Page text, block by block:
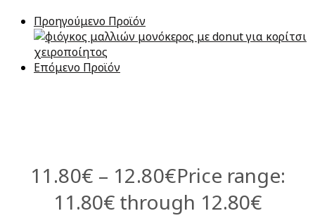
Προηγούμενο Προϊόν
Επόμενο Προϊόν
11.80€ – 12.80€Price range:
11.80€ through 12.80€